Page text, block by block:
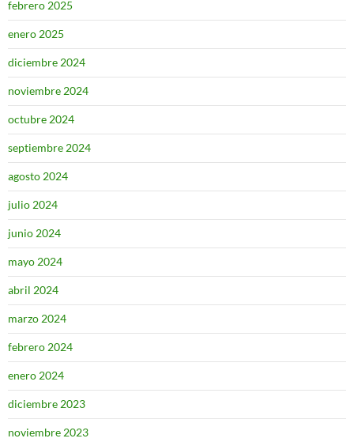
febrero 2025
enero 2025
diciembre 2024
noviembre 2024
octubre 2024
septiembre 2024
agosto 2024
julio 2024
junio 2024
mayo 2024
abril 2024
marzo 2024
febrero 2024
enero 2024
diciembre 2023
noviembre 2023